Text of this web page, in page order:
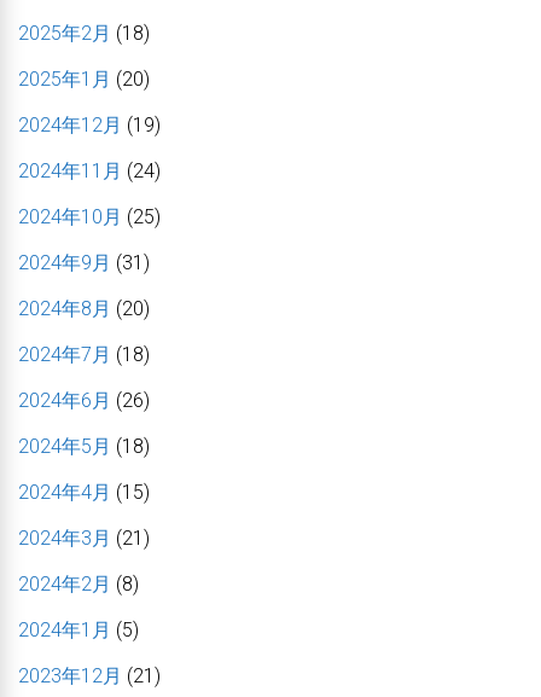
2025年2月 (18)
2025年1月 (20)
2024年12月 (19)
2024年11月 (24)
2024年10月 (25)
2024年9月 (31)
2024年8月 (20)
2024年7月 (18)
2024年6月 (26)
2024年5月 (18)
2024年4月 (15)
2024年3月 (21)
2024年2月 (8)
2024年1月 (5)
2023年12月 (21)